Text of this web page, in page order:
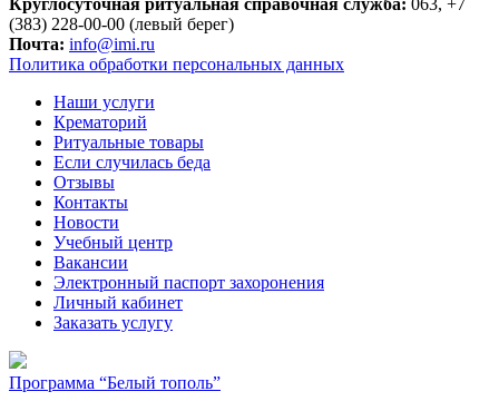
(383) 228-00-00 (левый берег)
Почта: info@imi.ru
Политика обработки персональных данных
Наши услуги
Крематорий
Ритуальные товары
Если случилась беда
Отзывы
Контакты
Новости
Учебный центр
Вакансии
Электронный паспорт захоронения
Личный кабинет
Заказать услугу
Программа “Белый тополь”